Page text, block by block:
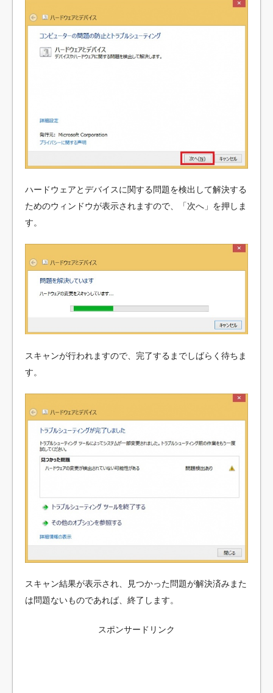
ハードウェアとデバイスに関する問題を検出して解決する
ためのウィンドウが表示されますので、「次へ」を押しま
す。
スキャンが行われますので、完了するまでしばらく待ちま
す。
スキャン結果が表示され、見つかった問題が解決済みまた
は問題ないものであれば、終了します。
スポンサードリンク